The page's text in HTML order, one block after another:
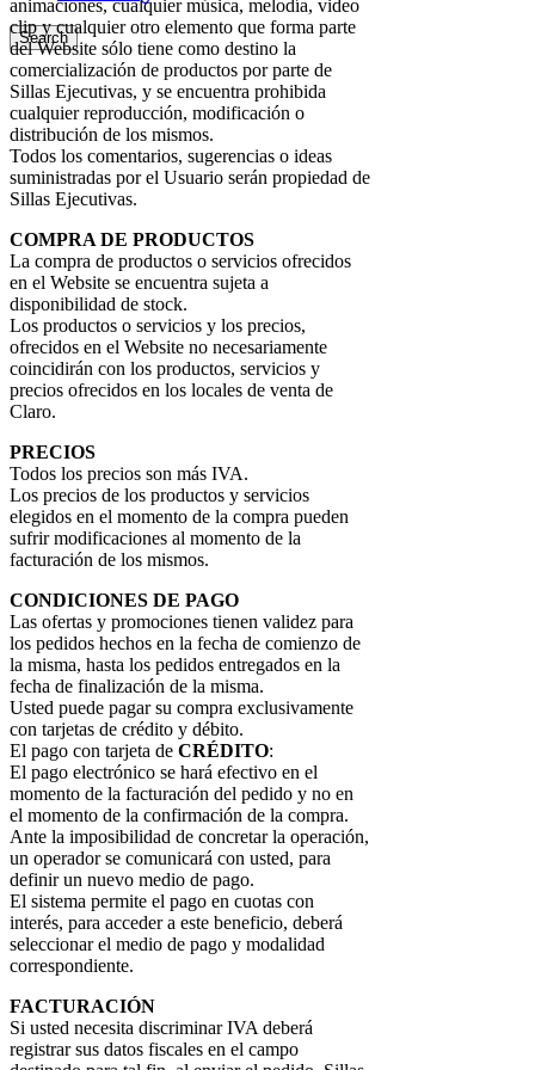
Search
animaciones, cualquier música, melodía, video
clip y cualquier otro elemento que forma parte
del Website sólo tiene como destino la
comercialización de productos por parte de
Sillas Ejecutivas, y se encuentra prohibida
cualquier reproducción, modificación o
distribución de los mismos.
Todos los comentarios, sugerencias o ideas
suministradas por el Usuario serán propiedad de
Sillas Ejecutivas.
COMPRA DE PRODUCTOS
La compra de productos o servicios ofrecidos
en el Website se encuentra sujeta a
disponibilidad de stock.
Los productos o servicios y los precios,
ofrecidos en el Website no necesariamente
coincidirán con los productos, servicios y
precios ofrecidos en los locales de venta de
Claro.
PRECIOS
Todos los precios son más IVA.
Los precios de los productos y servicios
elegidos en el momento de la compra pueden
sufrir modificaciones al momento de la
facturación de los mismos.
CONDICIONES DE PAGO
Las ofertas y promociones tienen validez para
los pedidos hechos en la fecha de comienzo de
la misma, hasta los pedidos entregados en la
fecha de finalización de la misma.
Usted puede pagar su compra exclusivamente
con tarjetas de crédito y débito.
El pago con tarjeta de CRÉDITO:
El pago electrónico se hará efectivo en el
momento de la facturación del pedido y no en
el momento de la confirmación de la compra.
Ante la imposibilidad de concretar la operación,
un operador se comunicará con usted, para
definir un nuevo medio de pago.
El sistema permite el pago en cuotas con
interés, para acceder a este beneficio, deberá
seleccionar el medio de pago y modalidad
correspondiente.
FACTURACIÓN
Si usted necesita discriminar IVA deberá
registrar sus datos fiscales en el campo